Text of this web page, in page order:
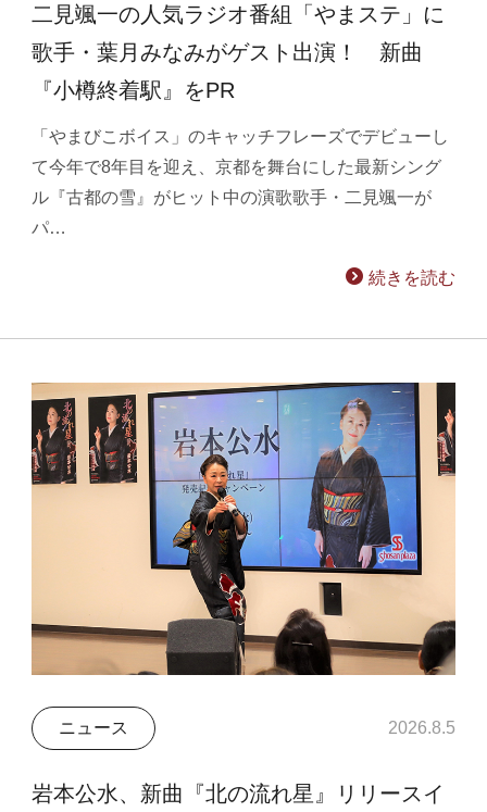
二見颯一の人気ラジオ番組「やまステ」に
歌手・葉月みなみがゲスト出演！ 新曲
『小樽終着駅』をPR
「やまびこボイス」のキャッチフレーズでデビューし
て今年で8年目を迎え、京都を舞台にした最新シング
ル『古都の雪』がヒット中の演歌歌手・二見颯一が
パ…
続きを読む
ニュース 2026.8.5
岩本公水、新曲『北の流れ星』リリースイ